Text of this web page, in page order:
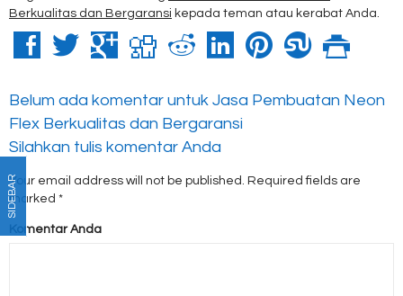
Berkualitas dan Bergaransi kepada teman atau kerabat Anda.
Belum ada komentar untuk Jasa Pembuatan Neon
Flex Berkualitas dan Bergaransi
Silahkan tulis komentar Anda
Your email address will not be published. Required fields are
marked *
Komentar Anda
SIDEBAR